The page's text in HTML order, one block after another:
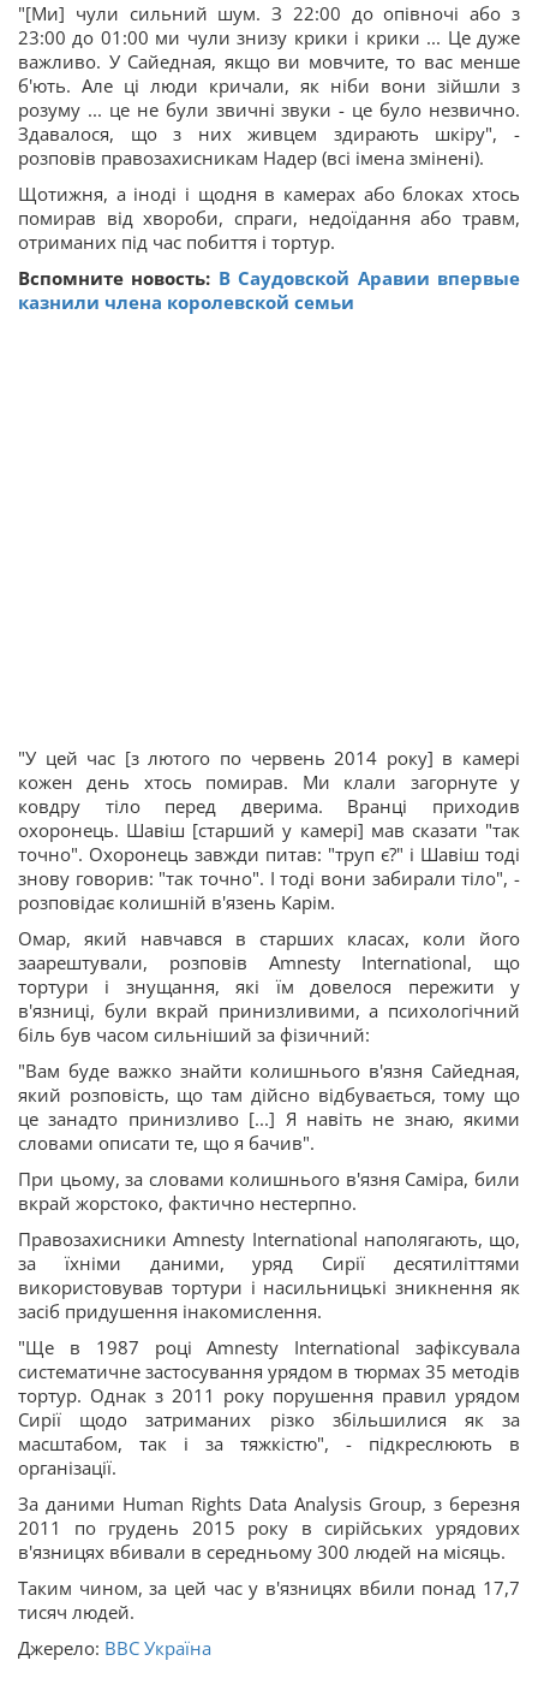
"[Ми] чули сильний шум. З 22:00 до опівночі або з
23:00 до 01:00 ми чули знизу крики і крики ... Це дуже
важливо. У Сайедная, якщо ви мовчите, то вас менше
б'ють. Але ці люди кричали, як ніби вони зійшли з
розуму ... це не були звичні звуки - це було незвично.
Здавалося, що з них живцем здирають шкіру", -
розповів правозахисникам Надер (всі імена змінені).
Щотижня, а іноді і щодня в камерах або блоках хтось
помирав від хвороби, спраги, недоїдання або травм,
отриманих під час побиття і тортур.
Вспомните новость: В Саудовской Аравии впервые
казнили члена королевской семьи
"У цей час [з лютого по червень 2014 року] в камері
кожен день хтось помирав. Ми клали загорнуте у
ковдру тіло перед дверима. Вранці приходив
охоронець. Шавіш [старший у камері] мав сказати "так
точно". Охоронець завжди питав: "труп є?" і Шавіш тоді
знову говорив: "так точно". І тоді вони забирали тіло", -
розповідає колишній в'язень Карім.
Омар, який навчався в старших класах, коли його
заарештували, розповів Amnesty International, що
тортури і знущання, які їм довелося пережити у
в'язниці, були вкрай принизливими, а психологічний
біль був часом сильніший за фізичний:
"Вам буде важко знайти колишнього в'язня Сайедная,
який розповість, що там дійсно відбувається, тому що
це занадто принизливо [...] Я навіть не знаю, якими
словами описати те, що я бачив".
При цьому, за словами колишнього в'язня Саміра, били
вкрай жорстоко, фактично нестерпно.
Правозахисники Amnesty International наполягають, що,
за їхніми даними, уряд Сирії десятиліттями
використовував тортури і насильницькі зникнення як
засіб придушення інакомислення.
"Ще в 1987 році Amnesty International зафіксувала
систематичне застосування урядом в тюрмах 35 методів
тортур. Однак з 2011 року порушення правил урядом
Сирії щодо затриманих різко збільшилися як за
масштабом, так і за тяжкістю", - підкреслюють в
організації.
За даними Human Rights Data Analysis Group, з березня
2011 по грудень 2015 року в сирійських урядових
в'язницях вбивали в середньому 300 людей на місяць.
Таким чином, за цей час у в'язницях вбили понад 17,7
тисяч людей.
Джерело: BBC Україна